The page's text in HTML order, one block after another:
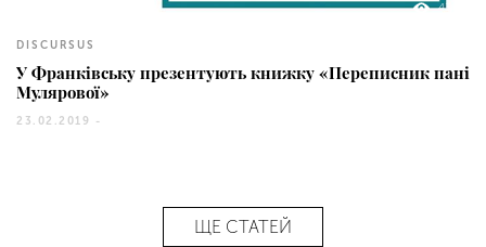
43
DISCURSUS
У Франківську презентують книжку «Переписник пані
Мулярової»
23.02.2019 -
ЩЕ СТАТЕЙ